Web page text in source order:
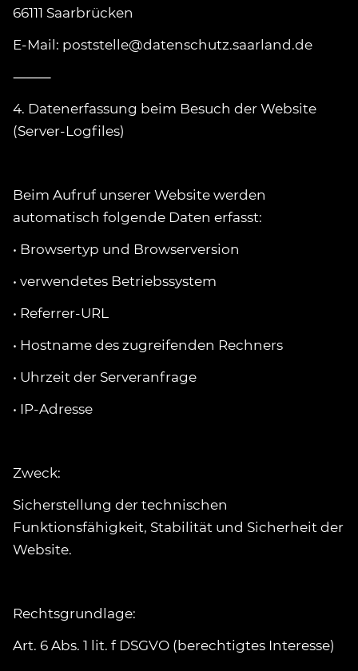
66111 Saarbrücken
E-Mail: poststelle@datenschutz.saarland.de
⸻
4. Datenerfassung beim Besuch der Website
(Server-Logfiles)
Beim Aufruf unserer Website werden
automatisch folgende Daten erfasst:
• Browsertyp und Browserversion
• verwendetes Betriebssystem
• Referrer-URL
• Hostname des zugreifenden Rechners
• Uhrzeit der Serveranfrage
• IP-Adresse
Zweck:
Sicherstellung der technischen
Funktionsfähigkeit, Stabilität und Sicherheit der
Website.
Rechtsgrundlage:
Art. 6 Abs. 1 lit. f DSGVO (berechtigtes Interesse)